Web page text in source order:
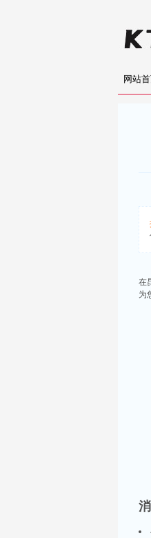
网站
在
为